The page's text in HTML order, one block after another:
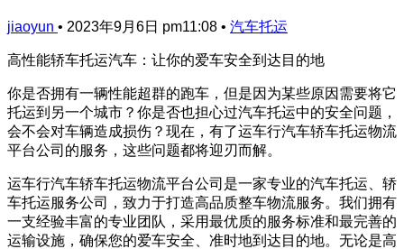
jiaoyun • 2023年9月6日 pm11:08 • 汽车托运
高性能轿车托运汽车：让你的爱车安全到达目的地
你是否拥有一辆性能超群的跑车，但是因为某些原因需要将它
托运到另一个城市？你是否也担心过汽车托运中的安全问题，
会不会对车辆造成损伤？现在，有了运车行汽车轿车托运物流
平台公司的服务，这些问题都将迎刃而解。
运车行汽车轿车托运物流平台公司是一家专业的汽车托运、轿
车托运服务公司，致力于打造高品质整车物流服务。我们拥有
一支经验丰富的专业团队，采用最优质的服务标准和最完善的
运输设施，确保您的爱车安全、准时地到达目的地。无论是高